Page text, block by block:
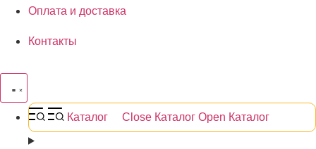
Оплата и доставка
Контакты
Каталог Close Каталог Open Каталог